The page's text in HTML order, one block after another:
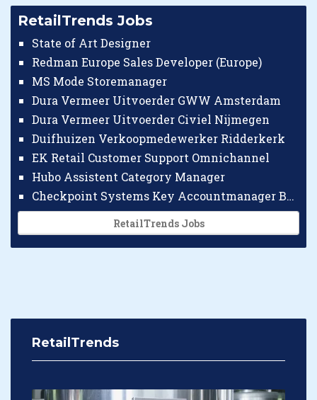
RetailTrends Jobs
State of Art Designer
Redman Europe Sales Developer (Europe)
MS Mode Storemanager
Dura Vermeer Uitvoerder GWW Amsterdam
Dura Vermeer Uitvoerder Civiel Nijmegen
Duifhuizen Verkoopmedewerker Ridderkerk
EK Retail Customer Support Omnichannel
Hubo Assistent Category Manager
Checkpoint Systems Key Accountmanager Benelux
RetailTrends Jobs
RetailTrends